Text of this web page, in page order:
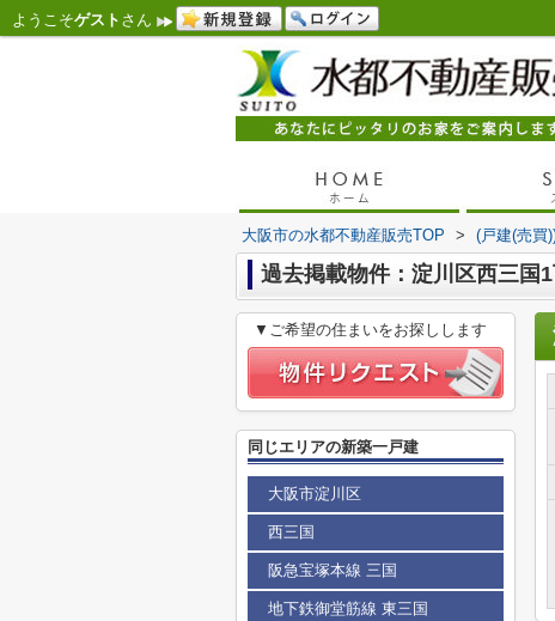
ようこそゲスト さん
大阪市の水都不動産販売TOP > (戸建(売買
過去掲載物件：淀川区西三国
▼ご希望の住まいをお探しします
同じエリアの新築一戸建
大阪市淀川区
西三国
阪急宝塚本線 三国
地下鉄御堂筋線 東三国